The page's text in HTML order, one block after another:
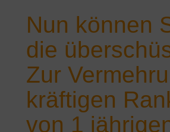
Nun können
die
Zur
kräftigen
von 1